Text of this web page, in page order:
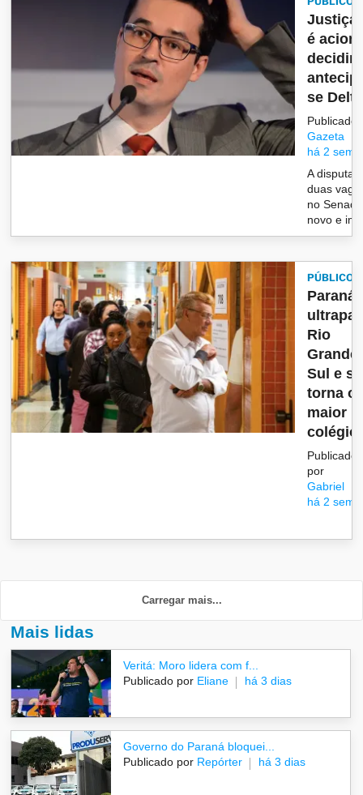
Justiça
é
decidir
se
Publicado
Gazeta
há 2
A disputa
duas
no
novo e
PÚBLICO
Paraná
Rio
Grande
Sul e se
torna o
maior
Publicado
por
Gabriel
há 2
Carregar mais...
Mais lidas
Veritá: Moro lidera com f...
Publicado por Eliane há 3 dias
Governo do Paraná bloquei...
Publicado por Repórter há 3 dias